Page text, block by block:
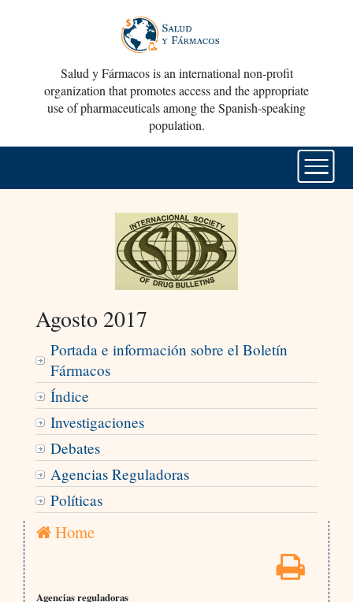
Salud y Fármacos is an international non-profit
organization that promotes access and the appropriate
use of pharmaceuticals among the Spanish-speaking
population.
Agosto 2017
Portada e información sobre el Boletín
Fármacos
Índice
Investigaciones
Debates
Agencias Reguladoras
Políticas
Home
Agencias reguladoras